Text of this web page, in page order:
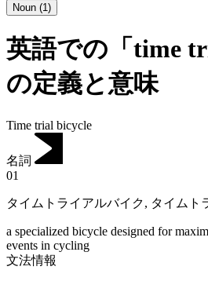
Noun (1)
英語での「time
の定義と意味
Time trial bicycle
名詞
01
タイムトライアルバイク, タイムト
a specialized bicycle designed for
events in cycling
文法情報